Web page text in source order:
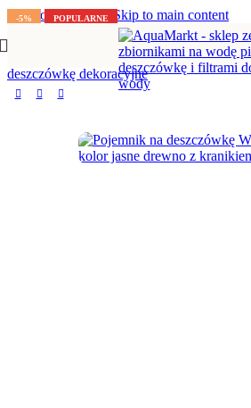
Skip to navigation Skip to main content
Zbiorniki na deszczówkę/
deszczówkę dekoracyjne
-5% POPULARNE